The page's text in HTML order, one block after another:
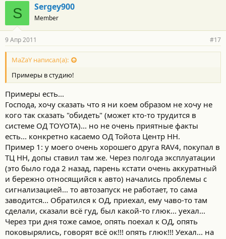
S Sergey900
Member
9 Апр 2011 #17
MaZaY написал(а):
Примеры в студию!
Примеры есть...
Господа, хочу сказать что я ни коем образом не хочу не
кого так сказать "обидеть" (может кто-то трудится в
системе ОД TOYOTA)... но не очень приятные факты
есть... конкретно касаемо ОД Тойота Центр НН.
Пример 1: у моего очень хорошего друга RAV4, покупал в
ТЦ НН, допы ставил там же. Через полгода эксплуатации
(это было года 2 назад, парень кстати очень аккуратный
и бережно относящийся к авто) начались проблемы с
сигнализацией... то автозапуск не работает, то сама
заводится... Обратился к ОД, приехал, ему чаво-то там
сделали, сказали всё гуд, был какой-то глюк... уехал...
Через три дня тоже самое, опять поехал к ОД, опять
поковырялись, говорят всё ок!!! опять глюк!!! Уехал... на